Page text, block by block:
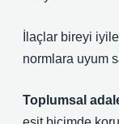
İlaçlar bireyi
normlara uyum
Toplumsal